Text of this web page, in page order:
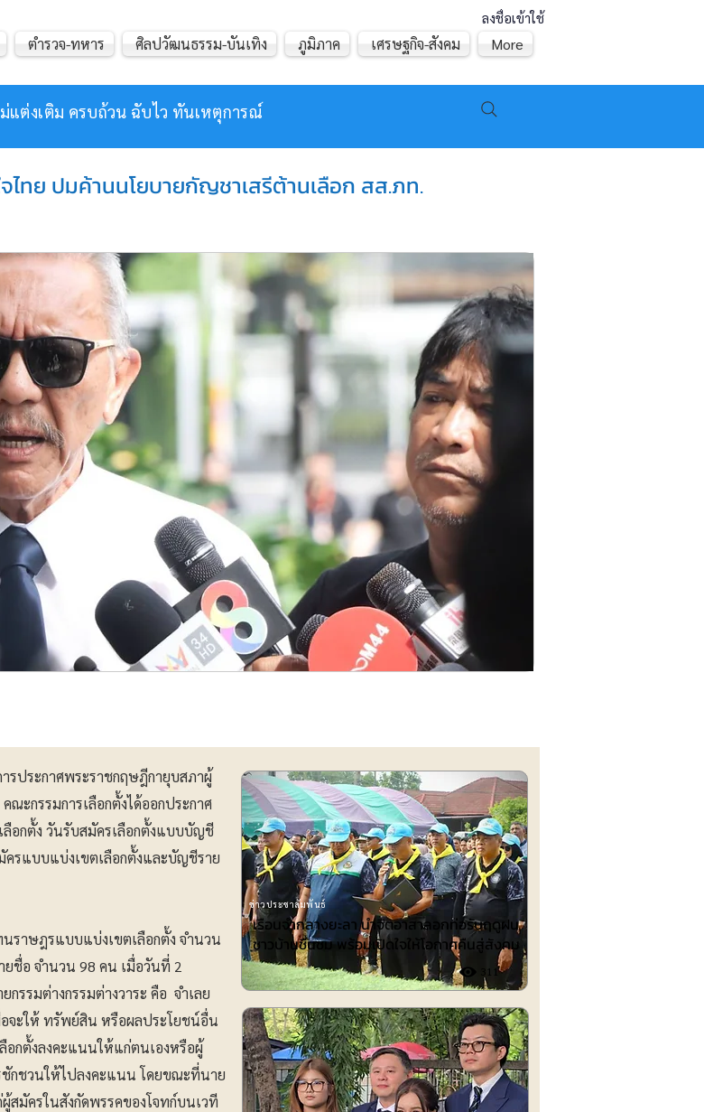
ลงชื่อเข้าใช้
ม่แต่งเติม ครบถ้วน ฉับไว ทันเหตุการณ์
ตำรวจ-ทหาร ศิลปวัฒนธรรม-บันเทิง ภูมิภาค เศรษฐกิจ-สังคม More
ไทย ปมค้านนโยบายกัญชาเสรีต้านเลือก สส.ภท.
รประกาศพระราชกฤษฎีกายุบสภาผู้
ะกรรมการเลือกตั้งได้ออกประกาศ
ลือกตั้ง วันรับสมัครเลือกตั้งแบบบัญชี
รแบบแบ่งเขตเลือกตั้งและบัญชีราย
ราษฎรแบบแบ่งเขตเลือกตั้ง จํานวน
ชื่อ จํานวน 98 คน เมื่อวันที่ 2
รรมต่างกรรมต่างวาระ คือ จำเลย
จะให้ ทรัพย์สิน หรือผลประโยชน์อื่น
อกตั้งลงคะแนนให้แก่ตนเองหรือผู้
ชักชวนให้ไปลงคะแนน โดยขณะที่นาย
มัครในสังกัดพรรคของโจทก์บนเวที
เรือนจำกลางยะลา นำจิตอาสาลอกท่อรับฤดูฝน
ชาวบ้านชื่นชม พร้อมเปิดใจให้โอกาศคืนสู่สังคม
311
ข่าวประชาสัมพันธ์